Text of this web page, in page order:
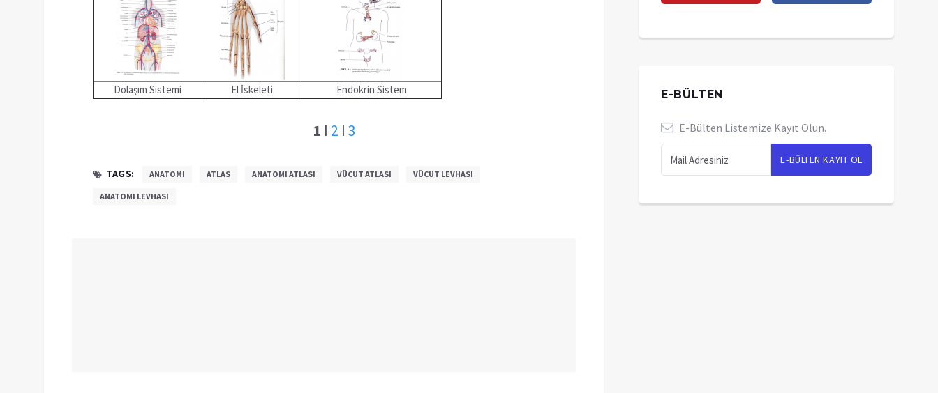
Dolaşım Sistemi El İskeleti Endokrin Sistem
1 I 2 I 3
TAGS: ANATOMI ATLAS ANATOMI ATLASI VÜCUT ATLASI VÜCUT LEVHASI
ANATOMI LEVHASI
E-BÜLTEN
E-Bülten Listemize Kayıt Olun.